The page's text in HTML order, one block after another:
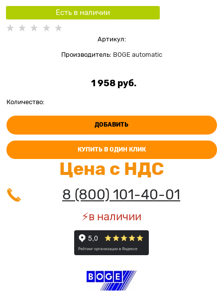
Есть в наличии
Артикул:
Производитель: BOGE automatic
1 958 руб.
Количество:
ДОБАВИТЬ
КУПИТЬ В ОДИН КЛИК
Цена с НДС
8 (800) 101-40-01
⚡️в наличии